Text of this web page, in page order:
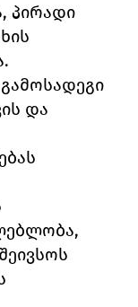
პირადი
და